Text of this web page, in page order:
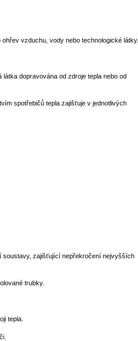
vzduchu, vody nebo technologické látky.
dopravována od zdroje tepla nebo od
spotřebičů tepla zajišťuje v jednotlivých
zajišťující nepřekročení nejvyšších
trubky.
tepla.